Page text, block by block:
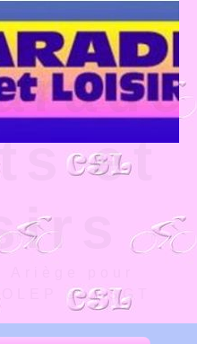
et
et FSGT